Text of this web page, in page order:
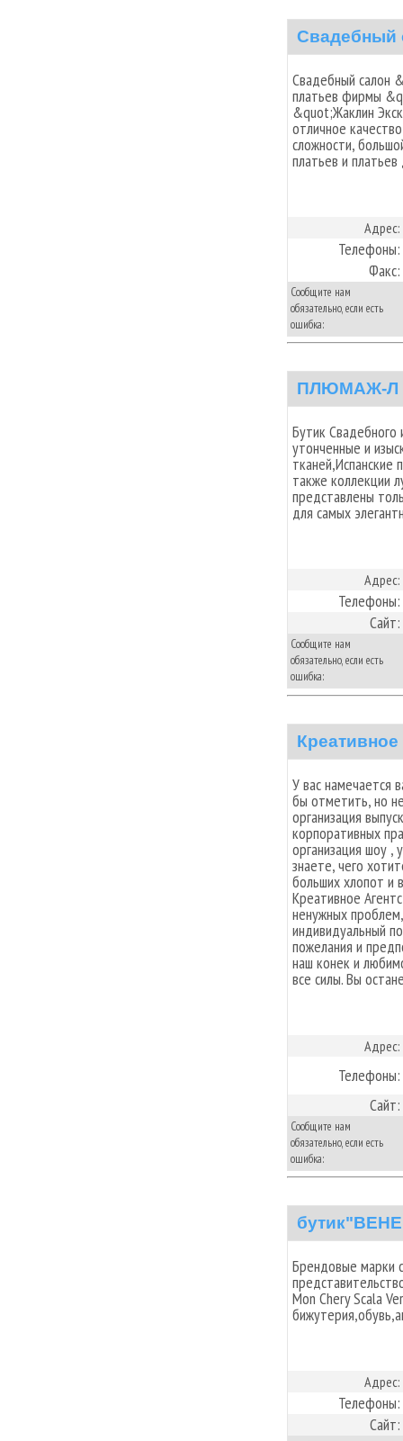
Свадебный
Свадебный салон
платьев фирмы
&quot;Жаклин
отличное
сложности,
платьев и
Адрес:
Телефоны:
Факс:
Сообщите нам
обязательно, если есть
ошибка:
ПЛЮМАЖ-Л
Бутик Свадебного
утонченные и
тканей,Испанские
также коллекции
представлены
для самых
Адрес:
Телефоны:
Сайт:
Сообщите нам
обязательно, если есть
ошибка:
У вас намечается
бы отметить, но
организация
корпоративных
организация шоу ,
знаете, чего
больших хлопот и
Креативное
ненужных
индивидуальный
пожелания и
наш конек и
все силы. Вы
Адрес:
Телефоны:
Сайт:
Сообщите нам
обязательно, если есть
ошибка:
Брендовые марки
Mon Chery Scala
Адрес:
Телефоны:
Сайт: